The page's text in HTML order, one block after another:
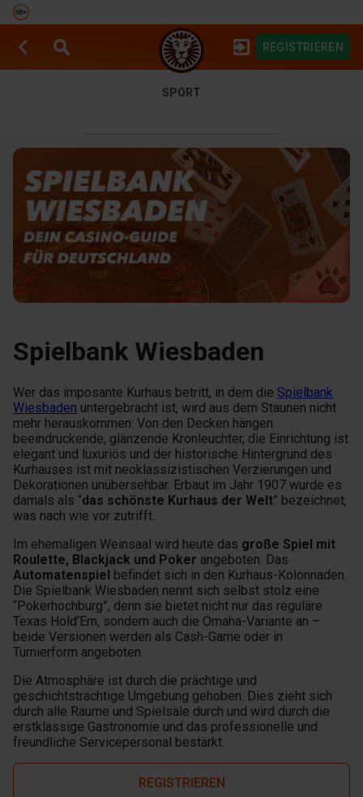
REGISTRIEREN
SPORT
Spielbank Wiesbaden
Wer das imposante Kurhaus betritt, in dem die Spielbank
Wiesbaden untergebracht ist, wird aus dem Staunen nicht
mehr herauskommen: Von den Decken hängen
beeindruckende, glänzende Kronleuchter, die Einrichtung ist
elegant und luxuriös und der historische Hintergrund des
Kurhauses ist mit neoklassizistischen Verzierungen und
Dekorationen unübersehbar. Erbaut im Jahr 1907 wurde es
damals als “das schönste Kurhaus der Welt” bezeichnet,
was nach wie vor zutrifft.
Im ehemaligen Weinsaal wird heute das große Spiel mit
Roulette, Blackjack und Poker angeboten. Das
Automatenspiel befindet sich in den Kurhaus-Kolonnaden.
Die Spielbank Wiesbaden nennt sich selbst stolz eine
“Pokerhochburg”, denn sie bietet nicht nur das reguläre
Texas Hold’Em, sondern auch die Omaha-Variante an –
beide Versionen werden als Cash-Game oder in
Turnierform angeboten.
Die Atmosphäre ist durch die prächtige und
geschichtsträchtige Umgebung gehoben. Dies zieht sich
durch alle Räume und Spielsäle durch und wird durch die
erstklassige Gastronomie und das professionelle und
freundliche Servicepersonal bestärkt.
REGISTRIEREN